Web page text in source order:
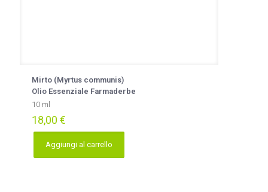
Mirto (Myrtus communis)
Olio Essenziale Farmaderbe
10 ml
18,00 €
Aggiungi al carrello